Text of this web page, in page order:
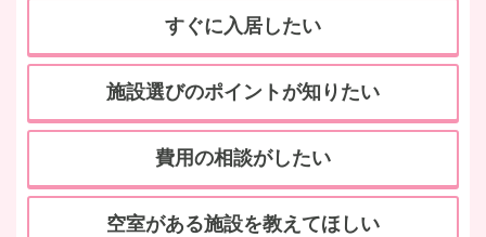
すぐに入居したい
施設選びのポイントが知りたい
費用の相談がしたい
空室がある施設を教えてほしい